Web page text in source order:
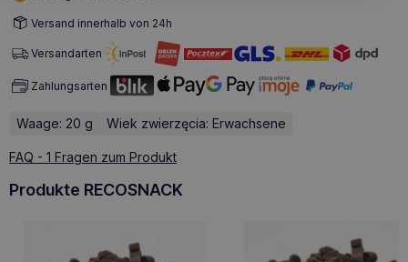
Versand innerhalb von 24h
Versandarten
Zahlungsarten
Waage: 20 g Wiek zwierzęcia: Erwachsene
FAQ - 1 Fragen zum Produkt
Produkte RECOSNACK